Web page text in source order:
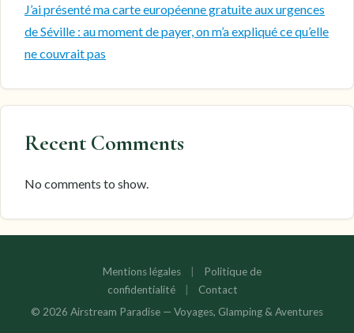
J’ai présenté ma carte européenne gratuite aux urgences
de Séville : au moment de payer, on m’a expliqué ce qu’elle
ne couvrait pas
Recent Comments
No comments to show.
Mentions légales
Politique de
confidentialité
Contact
© 2026 Airstream Paradise — Voyages, Glamping & Aventures